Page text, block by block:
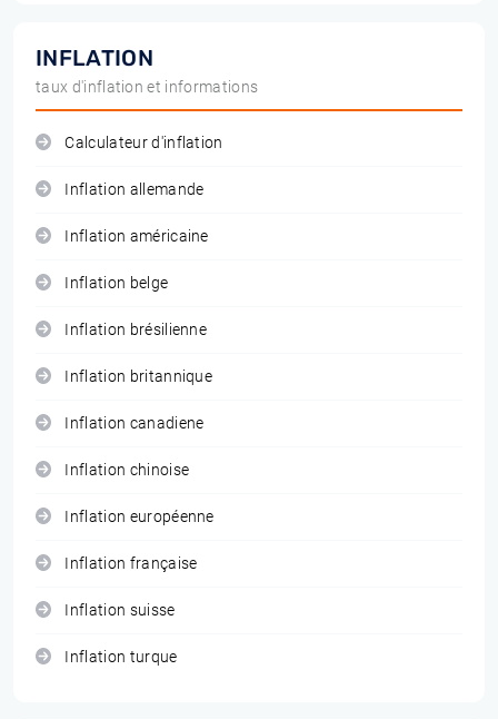
INFLATION
taux d'inflation et informations
Calculateur d'inflation
Inflation allemande
Inflation américaine
Inflation belge
Inflation brésilienne
Inflation britannique
Inflation canadiene
Inflation chinoise
Inflation européenne
Inflation française
Inflation suisse
Inflation turque